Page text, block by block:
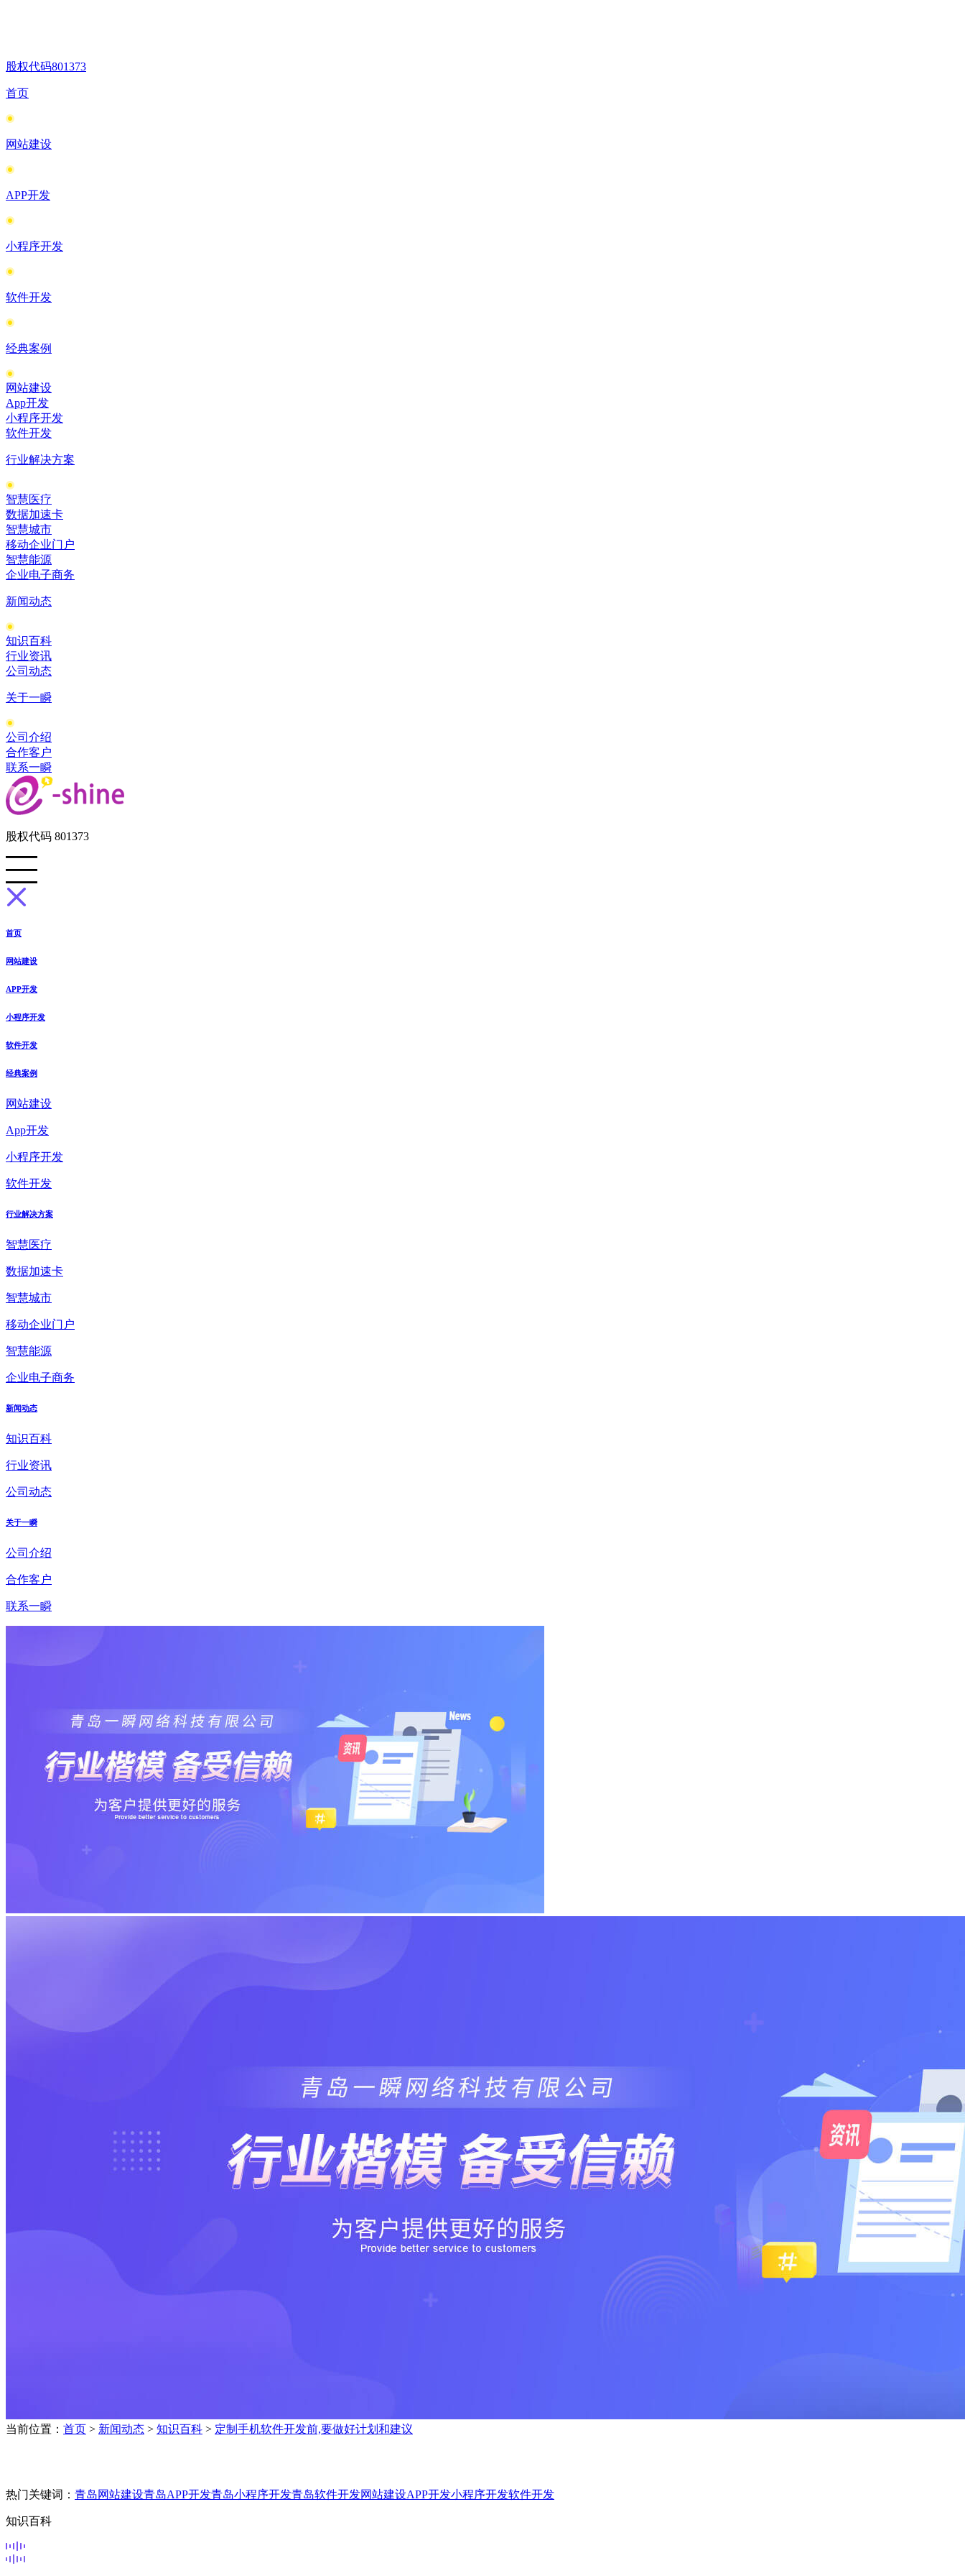
股权代码801373
首页
网站建设
APP开发
小程序开发
软件开发
经典案例
网站建设
App开发
小程序开发
软件开发
行业解决方案
智慧医疗
数据加速卡
智慧城市
移动企业门户
智慧能源
企业电子商务
新闻动态
知识百科
行业资讯
公司动态
关于一瞬
公司介绍
合作客户
联系一瞬
股权代码 801373
首页
网站建设
APP开发
小程序开发
软件开发
经典案例
网站建设
App开发
小程序开发
软件开发
行业解决方案
智慧医疗
数据加速卡
智慧城市
移动企业门户
智慧能源
企业电子商务
新闻动态
知识百科
行业资讯
公司动态
关于一瞬
公司介绍
合作客户
联系一瞬
当前位置： 首页 > 新闻动态 > 知识百科 > 定制手机软件开发前,要做好计划和建议
热门关键词： 青岛网站建设青岛APP开发青岛小程序开发青岛软件开发网站建设APP开发小程序开发软件开发
知识百科